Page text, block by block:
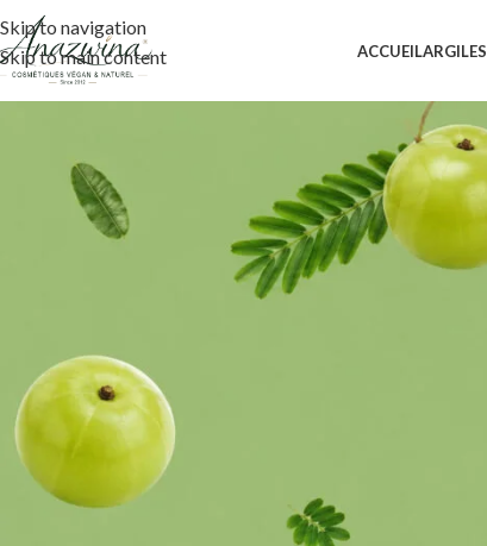
Skip to navigation
Skip to main content
ACCUEILARGILES